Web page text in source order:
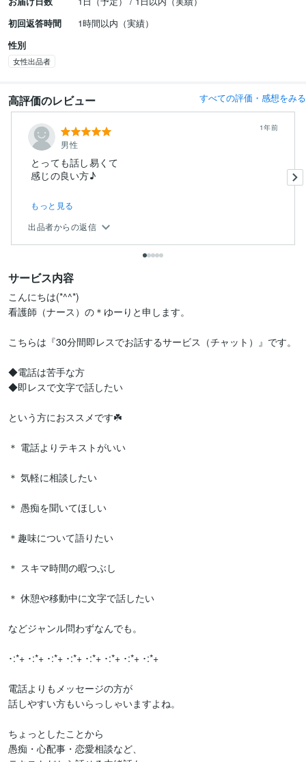
初回返答時間
1時間以内（実績）
性別
女性出品者
高評価のレビュー すべての評価・感想をみる
男性
1年前
とっても話し易くて
感じの良い方♪
もっと見る
出品者からの返信
サービス内容
こんにちは(*^^*)
看護師（ナース）の＊ゆーりと申します。
こちらは『30分間即レスでお話するサービス（チャット）』です。
◆電話は苦手な方
◆即レスで文字で話したい
という方におススメです☘️
＊ 電話よりテキストがいい
＊ 気軽に相談したい
＊ 愚痴を聞いてほしい
＊趣味について語りたい
＊ スキマ時間の暇つぶし
＊ 休憩や移動中に文字で話したい
などジャンル問わずなんでも。
･:*+ ･:*+ ･:*+ ･:*+ ･:*+ ･:*+ ･:*+ ･:*+
電話よりもメッセージの方が
話しやすい方もいらっしゃいますよね。
ちょっとしたことから
愚痴・心配事・恋愛相談など、